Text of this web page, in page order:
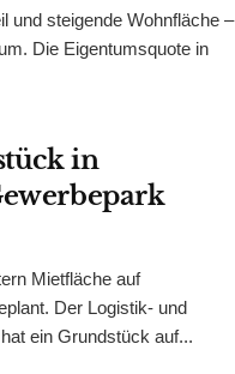
und steigende Wohnfläche –
Die Eigentumsquote in
in
Mietfläche auf
Der Logistik- und
ein Grundstück auf...